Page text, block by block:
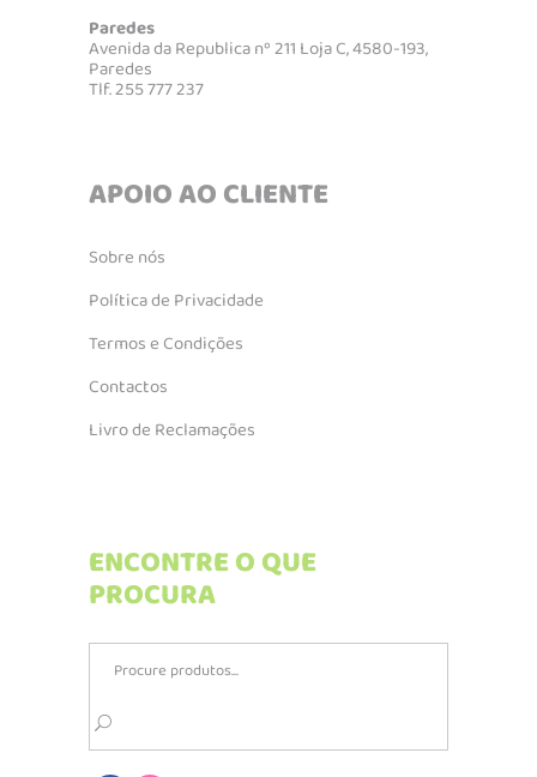
Paredes
Avenida da Republica nº 211 Loja C, 4580-193,
Paredes
Tlf. 255 777 237
APOIO AO CLIENTE
Sobre nós
Política de Privacidade
Termos e Condições
Contactos
Livro de Reclamações
ENCONTRE O QUE
PROCURA